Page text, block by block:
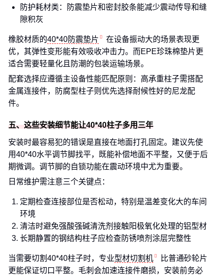
防护耗材类：防震垫片和密封胶条能减少震动传导和缝
隙积灰
橡胶材质的40*40防震垫片
在设备振动大的场景表现更
优，其弹性变形能有效吸收冲击力。而EPE珍珠棉垫片更
适合需要轻量化且防潮的包装运输场景。
配套选择应遵循主设备性能匹配原则：高承重柱子需搭配
金属连接件，防腐型柱子则优先选择耐候性好的尼龙配
件。
五、这些安装细节能让40*40柱子多用三年
安装时最容易犯的错误是直接在地面打孔固定。建议先使
用40*40水平调节脚找平，既能补偿地面不平整，又便于后
期微调。调节脚的自锁功能在震动环境中尤为重要。
日常维护需注意三个关键点：
定期检查连接部位是否松动，特别是温差变化大的车间
环境
清洁时避免强酸强碱清洗剂接触阳极氧化处理的铝型材
长期静置的钢结构柱子应检查防锈喷剂涂层完整性
当需要切割40*40柱子时，专业型材切割机
比普通砂轮片
更能保证切口平整。毛刺会加速连接件磨损，安装前务必